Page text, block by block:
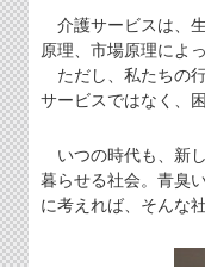
介護サービスは、
原理、市場原理によ
ただし、私たちの
サービスではなく、
いつの時代も、新
暮らせる社会。青臭
に考えれば、そんな